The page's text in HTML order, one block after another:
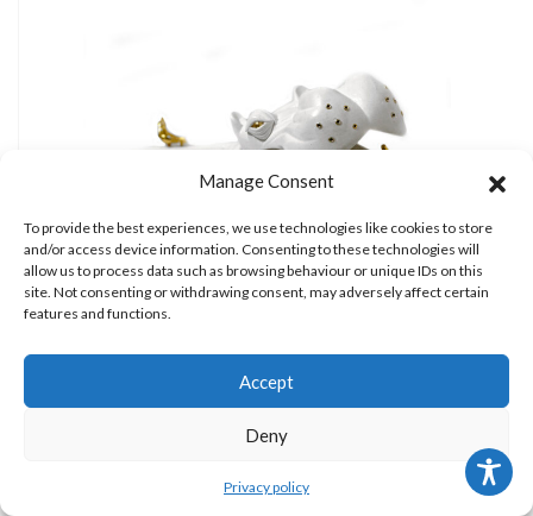
Manage Consent
To provide the best experiences, we use technologies like cookies to store
and/or access device information. Consenting to these technologies will
allow us to process data such as browsing behaviour or unique IDs on this
site. Not consenting or withdrawing consent, may adversely affect certain
features and functions.
Accept
Deny
Privacy policy
БЕГЕМОТ (белый)